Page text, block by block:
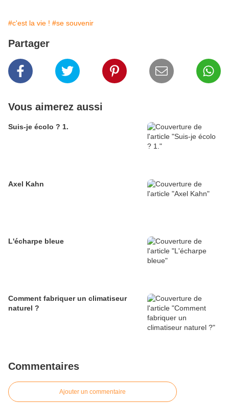
#c'est la vie ! #se souvenir
Partager
Vous aimerez aussi
Suis-je écolo ? 1.
Axel Kahn
L'écharpe bleue
Comment fabriquer un climatiseur
naturel ?
Commentaires
Ajouter un commentaire